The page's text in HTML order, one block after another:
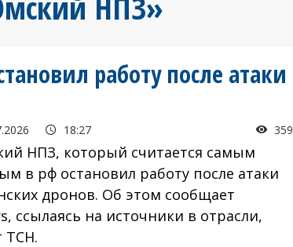
работу после атаки
18:27 359
НПЗ, который считается самым
в рф остановил работу после атаки
дронов. Об этом сообщает
ссылаясь на источники в отрасли,
ТСН.